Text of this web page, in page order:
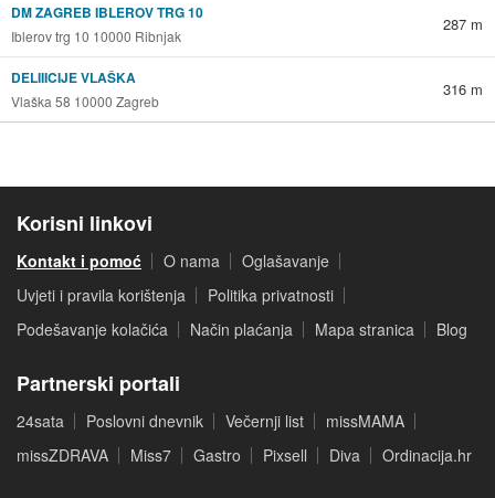
DM ZAGREB IBLEROV TRG 10
Iblerov trg 10 10000 Ribnjak
287 m
DELIIICIJE VLAŠKA
Vlaška 58 10000 Zagreb
316 m
Korisni linkovi
Kontakt i pomoć O nama
Oglašavanje
Uvjeti i pravila korištenja
Politika privatnosti
Podešavanje kolačića
Način plaćanja Mapa stranica Blog
Partnerski portali
24sata Poslovni dnevnik Večernji list
missMAMA
missZDRAVA
Miss7 Gastro Pixsell Diva Ordinacija.hr